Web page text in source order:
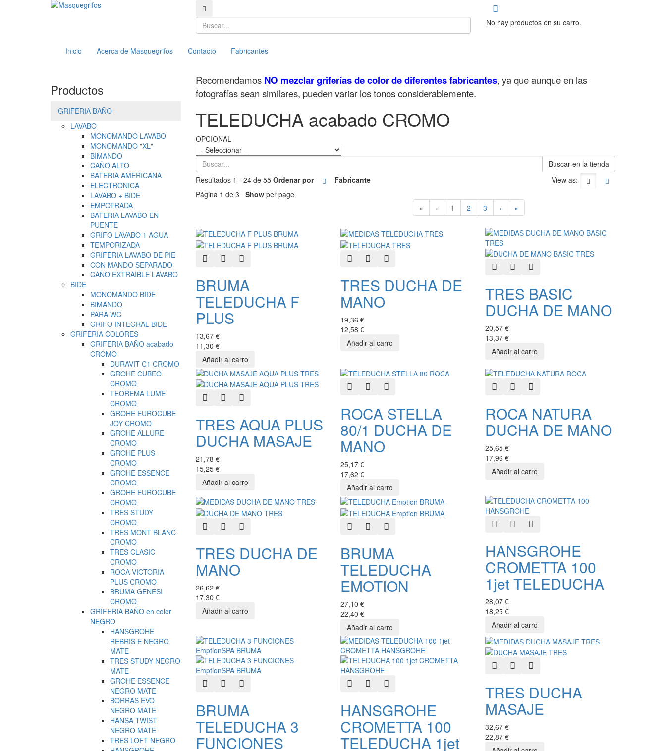
Buscar
Buscar
No hay productos en su carro.
Inicio Acerca de Masquegrifos Contacto Fabricantes
Recomendamos NO mezclar griferías de color de diferentes fabricantes, ya que aunque en las
fotografías sean similares, pueden variar los tonos considerablemente.
TELEDUCHA acabado CROMO
OPCIONAL
Buscar en la tienda
Resultados 1 - 24 de 55 Ordenar por Fabricante
View as:
Página 1 de 3
Show per page
«
‹ 1 2 3 › »
Quick ViewAdd to Wishlist
Add to Compare
BRUMA
TELEDUCHA F
PLUS
13,67 €
11,30 €
Quick ViewAdd to Wishlist
Add to Compare
TRES DUCHA DE
MANO
19,36 €
12,58 €
Quick ViewAdd to Wishlist
TRES BASIC
DUCHA DE MANO
20,57 €
13,37 €
Quick ViewAdd to Wishlist
Add to Compare
TRES AQUA PLUS
DUCHA MASAJE
21,78 €
15,25 €
Quick ViewAdd to Wishlist
Add to Compare
ROCA STELLA
80/1 DUCHA DE
MANO
25,17 €
17,62 €
Quick ViewAdd to Wishlist
ROCA NATURA
DUCHA DE MANO
25,65 €
17,96 €
Quick ViewAdd to Wishlist
Add to Compare
TRES DUCHA DE
MANO
26,62 €
17,30 €
Quick ViewAdd to Wishlist
Add to Compare
BRUMA
TELEDUCHA
EMOTION
27,10 €
22,40 €
Quick ViewAdd to Wishlist
HANSGROHE
CROMETTA 100
1jet TELEDUCHA
28,07 €
18,25 €
Quick ViewAdd to Wishlist
Add to Compare
BRUMA
TELEDUCHA 3
FUNCIONES
Quick ViewAdd to Wishlist
Add to Compare
HANSGROHE
CROMETTA 100
TELEDUCHA 1jet
Quick ViewAdd to Wishlist
TRES DUCHA
MASAJE
32,67 €
22,87 €
Productos
GRIFERIA BAÑO
LAVABO
MONOMANDO LAVABO
MONOMANDO "XL"
BIMANDO
CAÑO ALTO
BATERIA AMERICANA
ELECTRONICA
LAVABO + BIDE
EMPOTRADA
BATERIA LAVABO EN
PUENTE
GRIFO LAVABO 1 AGUA
TEMPORIZADA
GRIFERIA LAVABO DE PIE
CON MANDO SEPARADO
CAÑO EXTRAIBLE LAVABO
BIDE
MONOMANDO BIDE
BIMANDO
PARA WC
GRIFO INTEGRAL BIDE
GRIFERIA COLORES
GRIFERIA BAÑO acabado
CROMO
DURAVIT C1 CROMO
GROHE CUBEO
CROMO
TEOREMA LUME
CROMO
GROHE EUROCUBE
JOY CROMO
GROHE ALLURE
CROMO
GROHE PLUS
CROMO
GROHE ESSENCE
CROMO
GROHE EUROCUBE
CROMO
TRES STUDY
CROMO
TRES MONT BLANC
CROMO
TRES CLASIC
CROMO
ROCA VICTORIA
PLUS CROMO
BRUMA GENESI
CROMO
GRIFERIA BAÑO en color
NEGRO
HANSGROHE
REBRIS E NEGRO
MATE
TRES STUDY NEGRO
MATE
GROHE ESSENCE
NEGRO MATE
BORRAS EVO
NEGRO MATE
HANSA TWIST
NEGRO MATE
TRES LOFT NEGRO